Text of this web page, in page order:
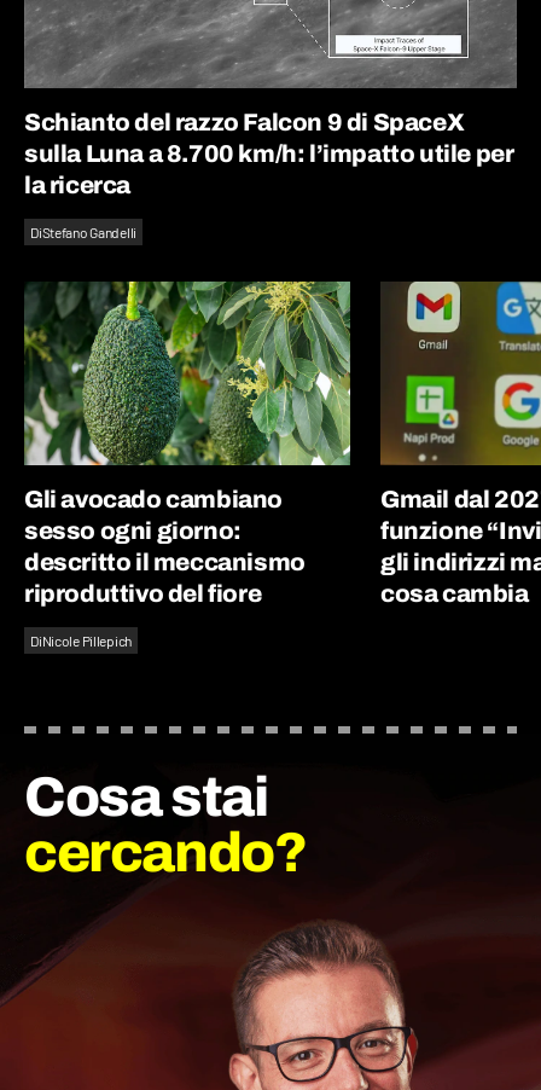
Schianto del razzo Falcon 9 di SpaceX
sulla Luna a 8.700 km/h: l’impatto utile per
la ricerca
DiStefano Gandelli
Gli avocado cambiano
sesso ogni giorno:
descritto il meccanismo
riproduttivo del fiore
DiNicole Pillepich
Gmail dal
funzione
gli indirizzi
cosa cambia
Cosa stai
cercando?